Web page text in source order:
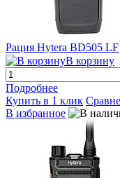
Рация Hytera BD505 LF
В корзину
Подробнее
Купить в 1 клик
В избранное